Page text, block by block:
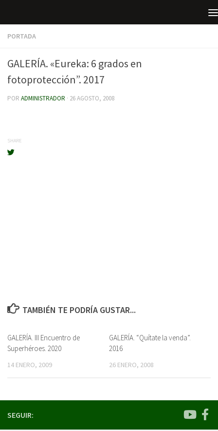
PORTADA
GALERÍA. «Eureka: 6 grados en
fotoprotección”. 2017
POR ADMINISTRADOR · 26 AGOSTO, 2008
SHARE
TAMBIÉN TE PODRÍA GUSTAR...
GALERÍA. III Encuentro de
Superhéroes. 2020
14 ENERO, 2009
GALERÍA. “Quítate la venda”.
2016
26 ENERO, 2008
SEGUIR: